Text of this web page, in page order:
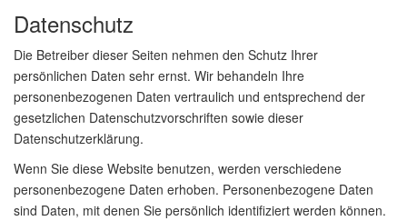
Datenschutz
Die Betreiber dieser Seiten nehmen den Schutz Ihrer
persönlichen Daten sehr ernst. Wir behandeln Ihre
personenbezogenen Daten vertraulich und entsprechend der
gesetzlichen Datenschutzvorschriften sowie dieser
Datenschutzerklärung.
Wenn Sie diese Website benutzen, werden verschiedene
personenbezogene Daten erhoben. Personenbezogene Daten
sind Daten, mit denen Sie persönlich identifiziert werden können.